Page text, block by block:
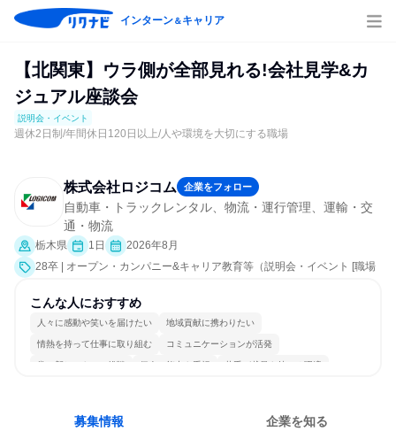
インターン＆キャリア
【北関東】ウラ側が全部見れる!会社見学&カ
ジュアル座談会
説明会・イベント
週休2日制/年間休日120日以上/人や環境を大切にする職場
株式会社ロジコム 企業をフォロー
自動車・トラックレンタル、物流・運行管理、運輸・交
通・物流
栃木県 1日
2026年8月
28卒 | オープン・カンパニー&キャリア教育等（説明会・イベント [職場
こんな人におすすめ
人々に感動や笑いを届けたい 地域貢献に携わりたい
情熱を持って仕事に取り組む コミュニケーションが活発
常に新しいものに挑戦 個人の能力を重視 若手が裁量を持てる環境
募集情報 企業を知る